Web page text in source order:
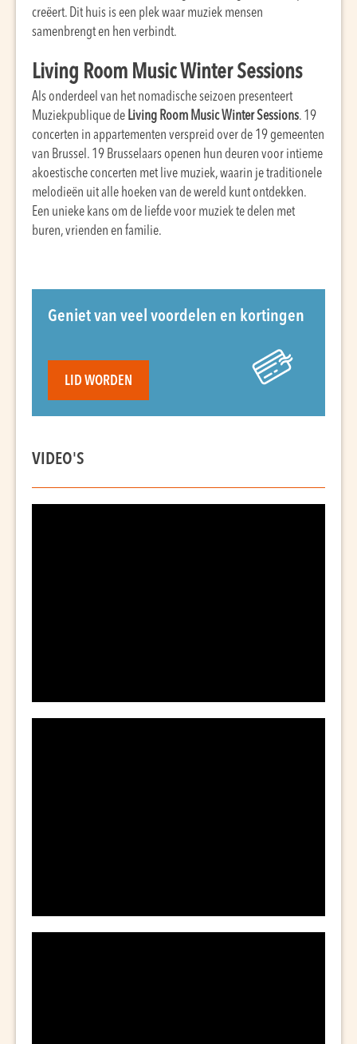
creëert. Dit huis is een plek waar muziek mensen
samenbrengt en hen verbindt.
Living Room Music Winter Sessions
Als onderdeel van het nomadische seizoen presenteert
Muziekpublique de Living Room Music Winter Sessions. 19
concerten in appartementen verspreid over de 19 gemeenten
van Brussel. 19 Brusselaars openen hun deuren voor intieme
akoestische concerten met live muziek, waarin je traditionele
melodieën uit alle hoeken van de wereld kunt ontdekken.
Een unieke kans om de liefde voor muziek te delen met
buren, vrienden en familie.
Geniet van veel voordelen en kortingen
LID WORDEN
VIDEO'S